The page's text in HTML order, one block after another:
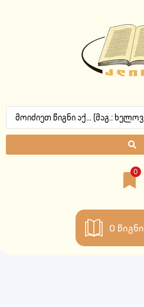
0
0 წიგნი |